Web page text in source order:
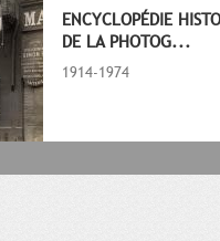
ENCYCLOPÉDIE
DE LA PHOTOG...
1914-1974